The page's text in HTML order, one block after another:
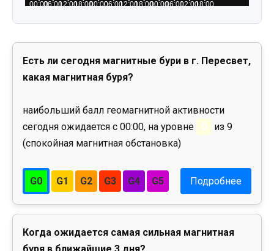
Есть ли сегодня магнитные бури в г. Пересвет,
какая магнитная буря?
наибольший балл геомагнитной активности
сегодня ожидается с 00:00, на уровне
0
из 9
(спокойная магнитная обстановка)
G0 G1 G2 G3 G4 G5 Подробнее
Когда ожидается самая сильная магнитная